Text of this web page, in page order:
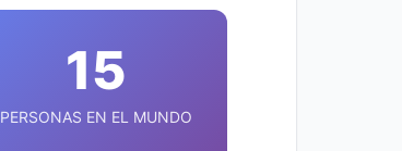
15
PERSONAS EN EL MUNDO